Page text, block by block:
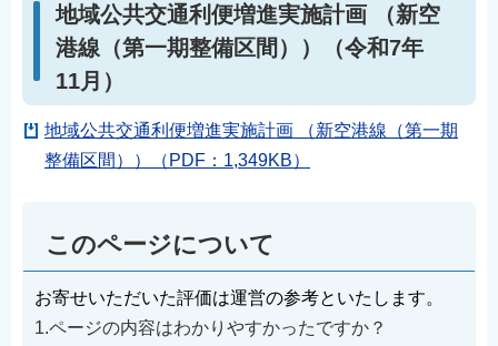
地域公共交通利便増進実施計画 （新空
港線（第一期整備区間））（令和7年
11月）
地域公共交通利便増進実施計画 （新空港線（第一期
整備区間））（PDF：1,349KB）
このページについて
お寄せいただいた評価は運営の参考といたします。
1.ページの内容はわかりやすかったですか？